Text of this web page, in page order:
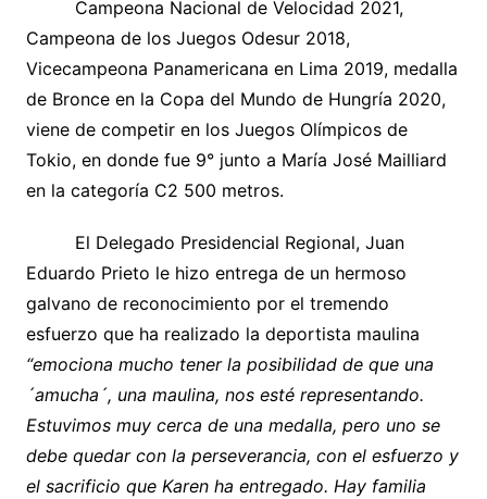
Campeona Nacional de Velocidad 2021,
Campeona de los Juegos Odesur 2018,
Vicecampeona Panamericana en Lima 2019, medalla
de Bronce en la Copa del Mundo de Hungría 2020,
viene de competir en los Juegos Olímpicos de
Tokio, en donde fue 9° junto a María José Mailliard
en la categoría C2 500 metros.
El Delegado Presidencial Regional, Juan
Eduardo Prieto le hizo entrega de un hermoso
galvano de reconocimiento por el tremendo
esfuerzo que ha realizado la deportista maulina
“emociona mucho tener la posibilidad de que una
´amucha´, una maulina, nos esté representando.
Estuvimos muy cerca de una medalla, pero uno se
debe quedar con la perseverancia, con el esfuerzo y
el sacrificio que Karen ha entregado. Hay familia